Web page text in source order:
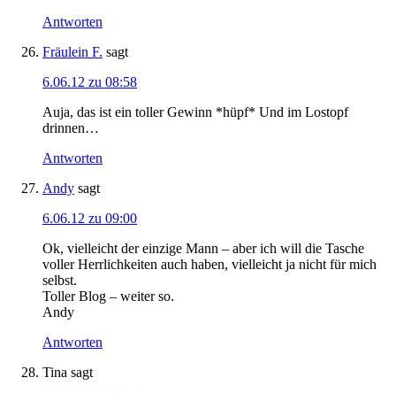
Antworten
Fräulein F. sagt
6.06.12 zu 08:58
Auja, das ist ein toller Gewinn *hüpf* Und im Lostopf
drinnen…
Antworten
Andy sagt
6.06.12 zu 09:00
Ok, vielleicht der einzige Mann – aber ich will die Tasche
voller Herrlichkeiten auch haben, vielleicht ja nicht für mich
selbst.
Toller Blog – weiter so.
Andy
Antworten
Tina sagt